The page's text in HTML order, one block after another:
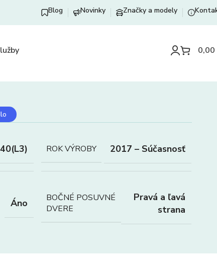
Blog Novinky Značky a modely
0,00
ROK VÝROBY 2017 – Súčasnosť
Áno
BOČNÉ POSUVNÉ
DVERE
Pravá a ľavá
strana